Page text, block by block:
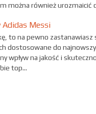
można również urozmaicić
Adidas Messi
to na pewno
dostosowane do
wpływ na jakość i
top...